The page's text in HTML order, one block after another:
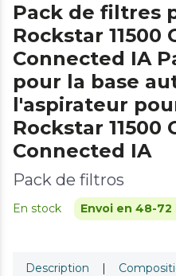
Pack de filtres
Rockstar 11500
Connected IA
pour la base
l'aspirateur
Rockstar 11500
Connected IA
Pack de filtros
En stock Envoi en 48-72
Description |